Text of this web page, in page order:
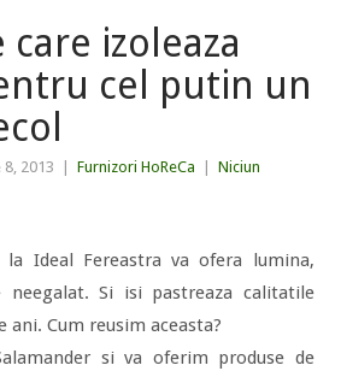
care izoleaza
cel putin un
2013 Furnizori HoReCa
Niciun
la Ideal Fereastra va ofera lumina,
Si isi pastreaza calitatile
ani. Cum reusim aceasta?
si va oferim produse de